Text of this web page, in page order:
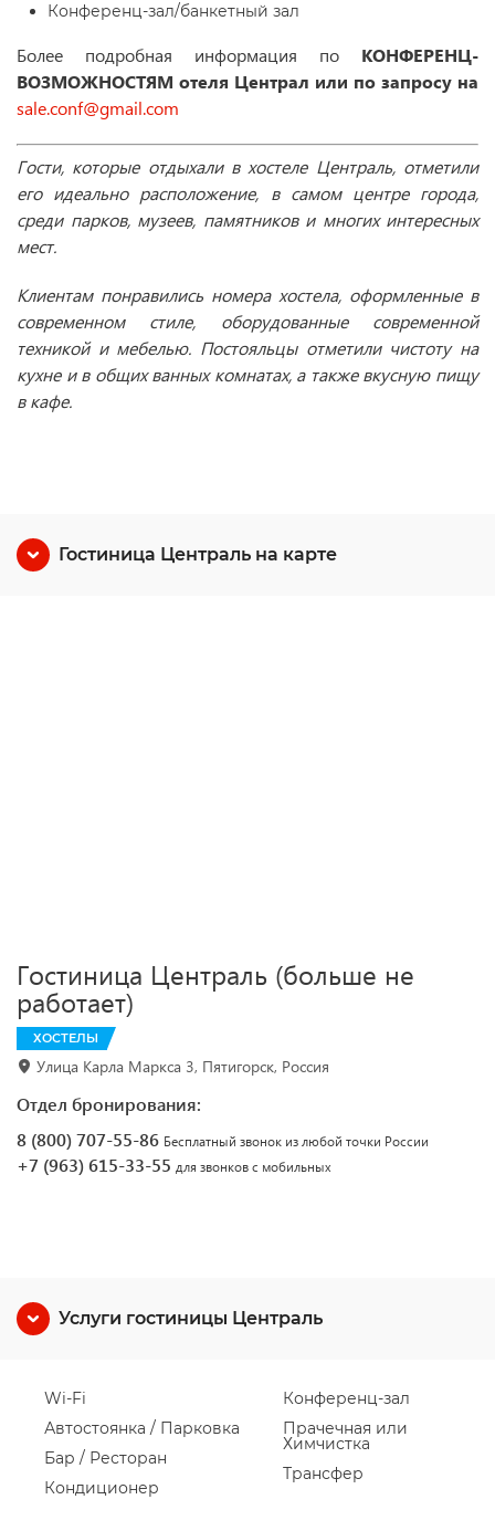
Конференц-зал/банкетный зал
Более подробная информация по КОНФЕРЕНЦ-
ВОЗМОЖНОСТЯМ отеля Централ или по запросу на
sale.conf@gmail.com
Гости, которые отдыхали в хостеле Централь, отметили
его идеально расположение, в самом центре города,
среди парков, музеев, памятников и многих интересных
мест.
Клиентам понравились номера хостела, оформленные в
современном стиле, оборудованные современной
техникой и мебелью. Постояльцы отметили чистоту на
кухне и в общих ванных комнатах, а также вкусную пищу
в кафе.
Гостиница Централь на карте
Гостиница Централь (больше не
работает)
ХОСТЕЛЫ
Улица Карла Маркса 3, Пятигорск, Россия
Отдел бронирования:
8 (800) 707-55-86 Бесплатный звонок из любой точки России
+7 (963) 615-33-55 для звонков с мобильных
Услуги гостиницы Централь
Wi-Fi
Автостоянка / Парковка
Бар / Ресторан
Кондиционер
Конференц-зал
Прачечная или
Химчистка
Трансфер